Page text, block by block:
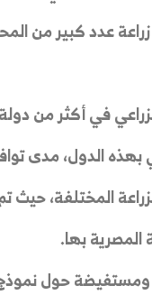
عدد كبير من
في أكثر من
الدول، مدى
المختلفة، حيث
المصرية بها.
حول